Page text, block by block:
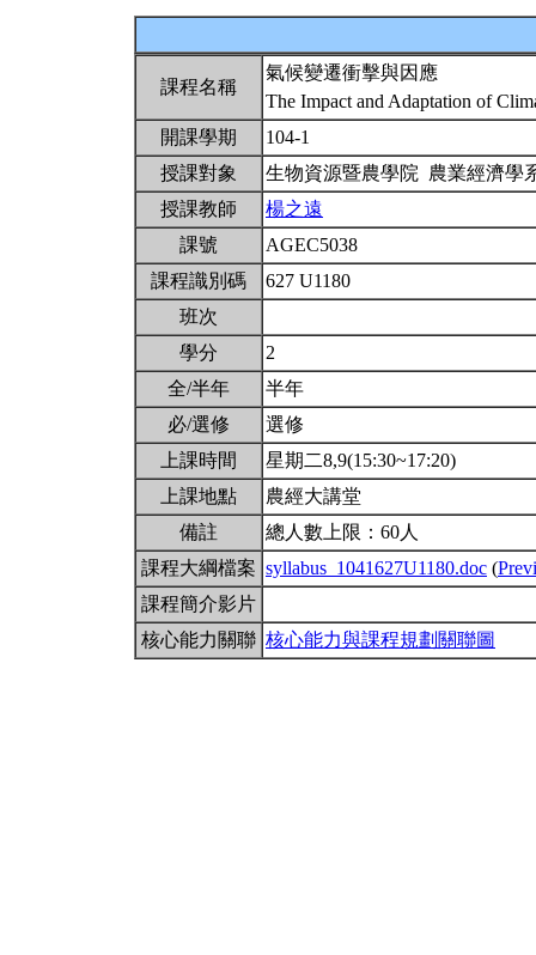
課程名稱
氣候變遷衝擊與因應
The Impact and Adaptation of
開課學期
104-1
授課對象
生物資源暨農學院 農業經濟
授課教師
楊之遠
課號
AGEC5038
課程識別碼
627 U1180
班次
學分
2
全/半年
半年
必/選修
選修
上課時間
星期二8,9(15:30~17:20)
上課地點
農經大講堂
備註
總人數上限：60人
課程大綱檔案 syllabus_1041627U1180.doc (
課程簡介影片
核心能力關聯 核心能力與課程規劃關聯圖